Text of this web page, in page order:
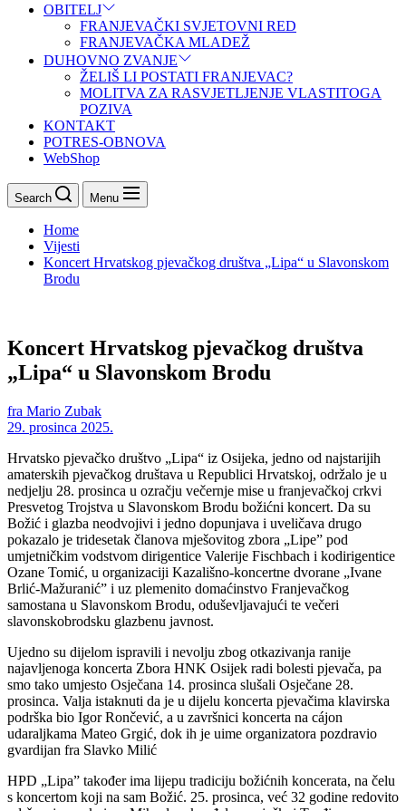
OBITELJ
FRANJEVAČKI SVJETOVNI RED
FRANJEVAČKA MLADEŽ
DUHOVNO ZVANJE
ŽELIŠ LI POSTATI FRANJEVAC?
MOLITVA ZA RASVJETLJENJE VLASTITOGA
POZIVA
KONTAKT
POTRES-OBNOVA
WebShop
Search Menu
Home
Vijesti
Koncert Hrvatskog pjevačkog društva „Lipa“ u Slavonskom
Brodu
Koncert Hrvatskog pjevačkog društva
„Lipa“ u Slavonskom Brodu
fra Mario Zubak
29. prosinca 2025.
Hrvatsko pjevačko društvo „Lipa“ iz Osijeka, jedno od najstarijih
amaterskih pjevačkog društava u Republici Hrvatskoj, održalo je u
nedjelju 28. prosinca u ozračju večernje mise u franjevačkoj crkvi
Presvetog Trojstva u Slavonskom Brodu božićni koncert. Da su
Božić i glazba neodvojivi i jedno dopunjava i uveličava drugo
pokazalo je tridesetak članova mješovitog zbora „Lipe” pod
umjetničkim vodstvom dirigentice Valerije Fischbach i kodirigentice
Ozane Tomić, u organizaciji Kazališno-koncertne dvorane „Ivane
Brlić-Mažuranić” i uz plemenito domaćinstvo Franjevačkog
samostana u Slavonskom Brodu, oduševljavajući te večeri
slavonskobrodsku glazbenu javnost.
Ujedno su dijelom ispravili i nevolju zbog otkazivanja ranije
najavljenoga koncerta Zbora HNK Osijek radi bolesti pjevača, pa
smo tako umjesto Osječana 14. prosinca slušali Osječane 28.
prosinca. Valja istaknuti da je u dijelu koncerta pjevačima klavirska
podrška bio Igor Rončević, a u završnici koncerta na cájon
udaraljkama Mateo Grgić, dok ih je uime organizatora pozdravio
gvardijan fra Slavko Milić
HPD „Lipa” također ima lijepu tradiciju božićnih koncerata, na čelu
s koncertom koji na sam Božić. 25. prosinca, već 32 godine redovito